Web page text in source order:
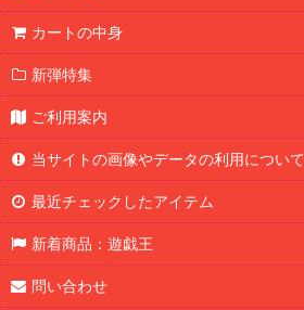
カートの中身
新弾特集
ご利用案内
当サイトの画像やデータの利用について
最近チェックしたアイテム
新着商品：遊戯王
問い合わせ